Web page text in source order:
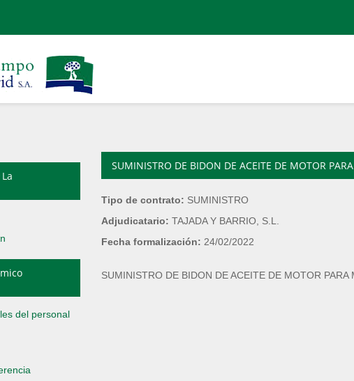
del personal
SUMINISTRO DE BIDON DE ACEITE DE MOTOR
Tipo de contrato: SUMINISTRO
Adjudicatario: TAJADA Y BARRIO, S.L.
Fecha formalización: 24/02/2022
SUMINISTRO DE BIDON DE ACEITE DE MOTOR